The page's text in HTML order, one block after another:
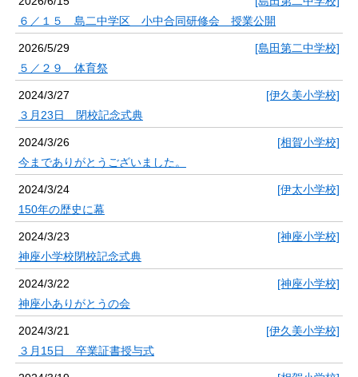
６／１５ 島二中学区 小中合同研修会 授業公開
2026/5/29
[島田第二中学校]
５／２９ 体育祭
2024/3/27
[伊久美小学校]
３月23日 閉校記念式典
2024/3/26
[相賀小学校]
今までありがとうございました。
2024/3/24
[伊太小学校]
150年の歴史に幕
2024/3/23
[神座小学校]
神座小学校閉校記念式典
2024/3/22
[神座小学校]
神座小ありがとうの会
2024/3/21
[伊久美小学校]
３月15日 卒業証書授与式